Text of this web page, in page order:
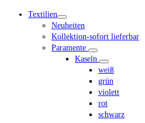
menu
Textilien
Neuheiten
Kollektion-sofort lieferbar
Paramente
Kaseln
weiß
grün
violett
rot
schwarz